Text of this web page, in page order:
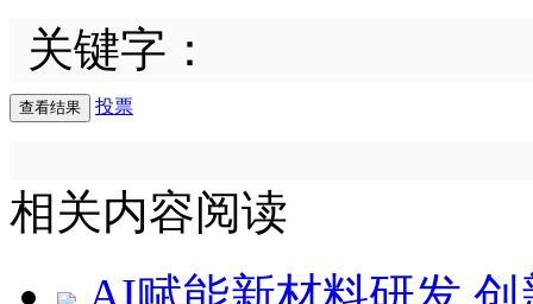
关键字：
投票
相关内容阅读